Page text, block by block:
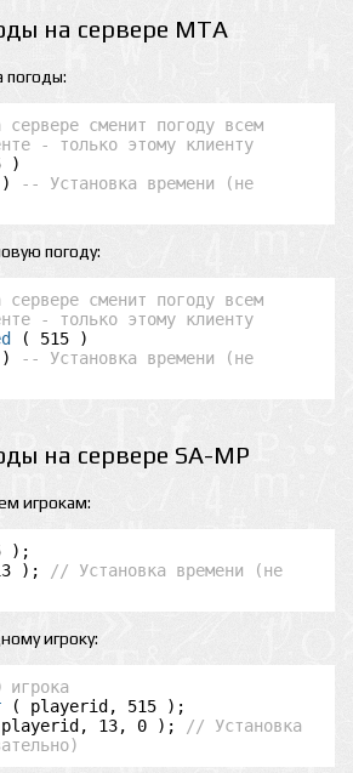
на сервере MTA
погоды:
сменит погоду всем
- только этому клиенту
-- Установка времени (не
погоду:
сменит погоду всем
- только этому клиенту
-- Установка времени (не
на сервере SA-MP
игрокам:
);
// Установка времени (не
игроку:
13, 0 );
// Установка